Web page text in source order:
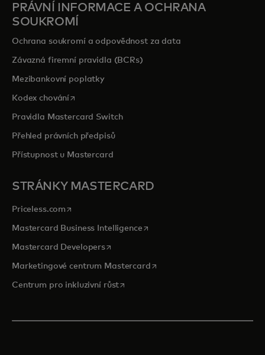
PRÁVNÍ INFORMACE A OCHRANA
SOUKROMÍ
Ochrana soukromí a odpovědnost za data
Závazná firemní pravidla (BCRs)
Mezibankovní poplatky
Kodex chováníopens in a new tab
Pravidla Mastercard Switch
Přehled právních předpisů
Přístupnost u Mastercard
STRÁNKY MASTERCARD
Priceless.com opens in a new tab
Mastercard Business Intelligenceopens in a new tab
Mastercard Developersopens in a new tab
Marketingové centrum Mastercardopens in a new tab
Centrum pro inkluzivní růstopens in a new tab